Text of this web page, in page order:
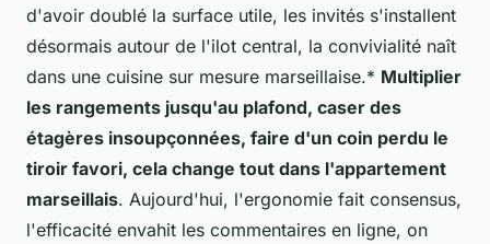
d'avoir doublé la surface utile, les invités s'installent
désormais autour de l'ilot central, la convivialité naît
dans une cuisine sur mesure marseillaise.* Multiplier
les rangements jusqu'au plafond, caser des
étagères insoupçonnées, faire d'un coin perdu le
tiroir favori, cela change tout dans l'appartement
marseillais. Aujourd'hui, l'ergonomie fait consensus,
l'efficacité envahit les commentaires en ligne, on